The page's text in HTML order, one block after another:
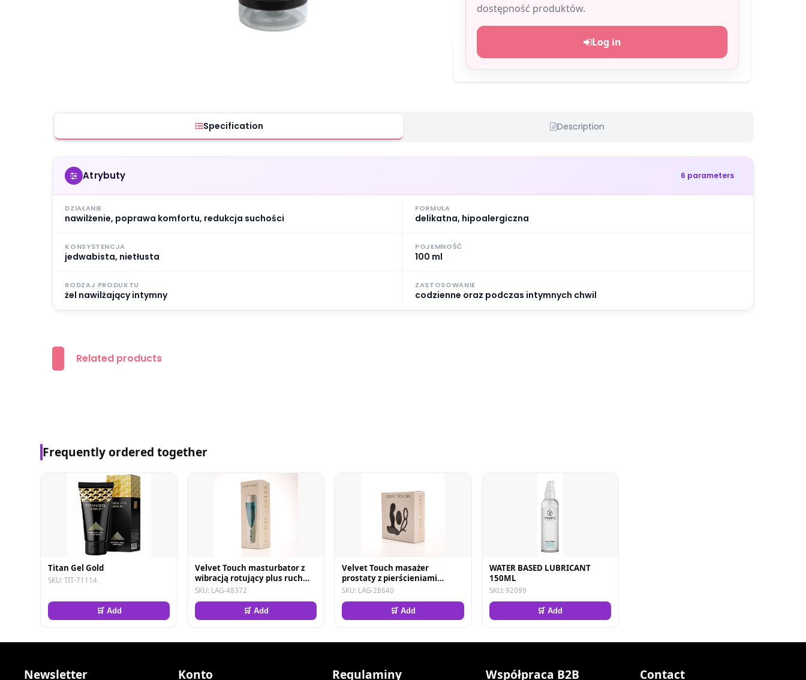
dostępność produktów.
Log in
Specification Description
Atrybuty 6 parameters
DZIAŁANIE
nawilżenie, poprawa komfortu, redukcja suchości
FORMUŁA
delikatna, hipoalergiczna
KONSYSTENCJA
jedwabista, nietłusta
POJEMNOŚĆ
100 ml
RODZAJ PRODUKTU
żel nawilżający intymny
ZASTOSOWANIE
codzienne oraz podczas intymnych chwil
Related products
Frequently ordered together
Titan Gel Gold
SKU: TIT-71114
🛒 Add
Velvet Touch masturbator z
wibracją rotujący plus ruch
góra dół wagina cyberskóra
SKU: LAG-48372
🛒 Add
Velvet Touch masażer
prostaty z pierścieniami
sterowany zdalnie ładowany
SKU: LAG-28640
🛒 Add
WATER BASED LUBRICANT
150ML
SKU: 92099
🛒 Add
Newsletter Konto Regulaminy Współpraca B2B Contact